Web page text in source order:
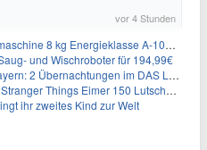
vor 4 Stunden
8 kg Energieklasse A-10% 1400 U/Min für 289,97€
und Wischroboter für 194,99€
im DAS LUDWIG Sports Resort inkl. HP + Wellness ab 174€ p.P.
Things Eimer 150 Lutscher für 21,95€
ihr zweites Kind zur Welt